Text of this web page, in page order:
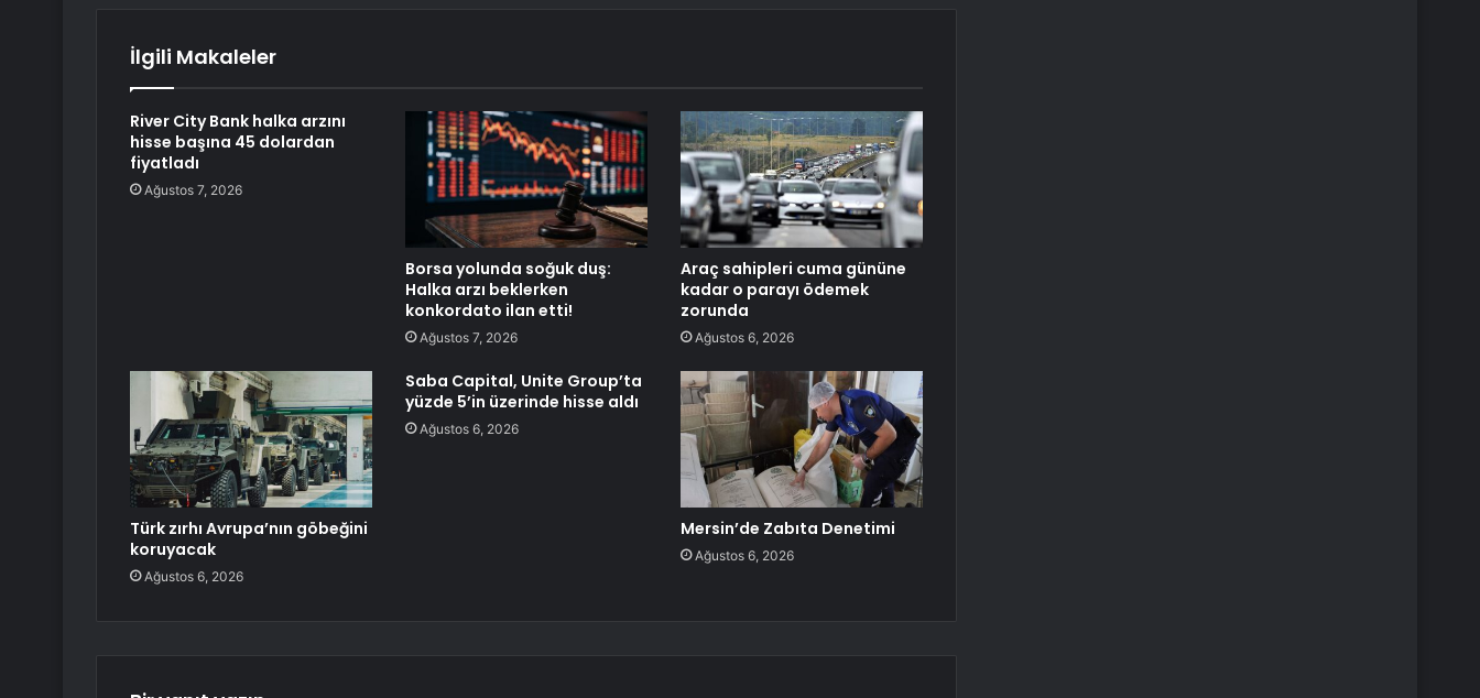
İlgili Makaleler
River City Bank halka arzını
hisse başına 45 dolardan
fiyatladı
Ağustos 7, 2026
Borsa yolunda soğuk duş:
Halka arzı beklerken
konkordato ilan etti!
Ağustos 7, 2026
Araç sahipleri cuma gününe
kadar o parayı ödemek
zorunda
Ağustos 6, 2026
Türk zırhı Avrupa’nın göbeğini
koruyacak
Ağustos 6, 2026
Saba Capital, Unite Group’ta
yüzde 5’in üzerinde hisse aldı
Ağustos 6, 2026
Mersin’de Zabıta Denetimi
Ağustos 6, 2026